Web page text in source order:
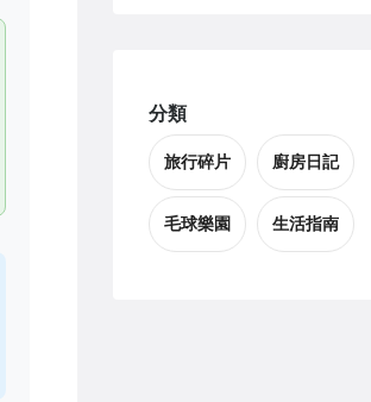
分類
旅行碎片 廚房日記
毛球樂園 生活指南